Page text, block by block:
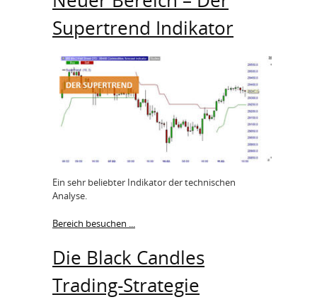
Supertrend Indikator
Ein sehr beliebter Indikator der technischen
Analyse.
Bereich besuchen ...
Die Black Candles
Trading-Strategie